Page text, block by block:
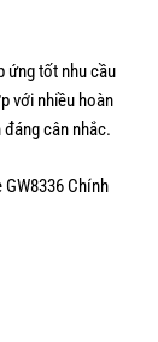
ứng tốt nhu cầu
với nhiều hoàn
cân nhắc.
Chính